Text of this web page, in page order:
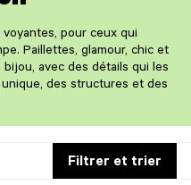
pour ceux qui
Paillettes, glamour, chic et
avec des détails qui les
des structures et des
Filtrer et trier